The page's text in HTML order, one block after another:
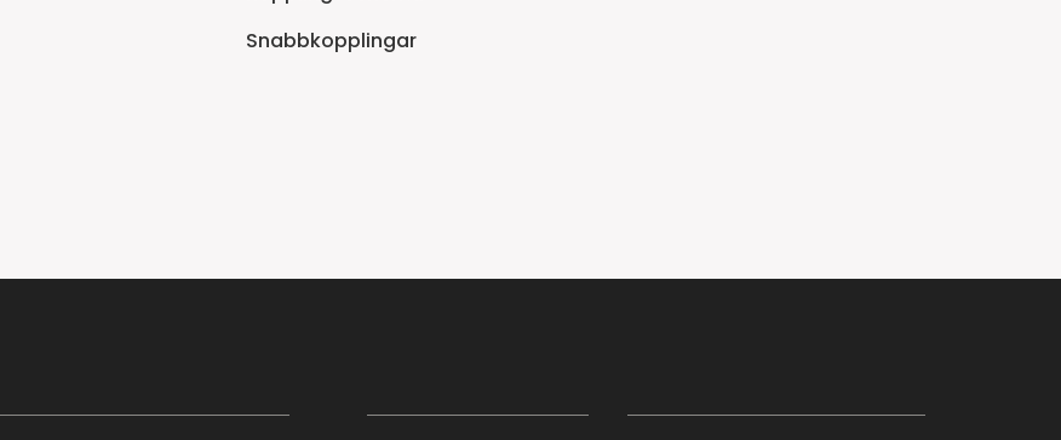
Snabbkopplingar